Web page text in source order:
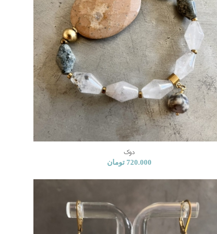
دوک
720.000 تومان